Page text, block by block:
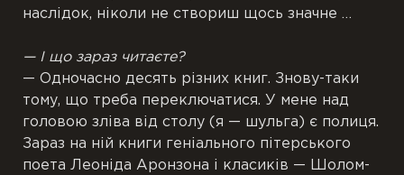
наслідок, ніколи не створиш щось значне …
— І що зараз читаєте?
— Одночасно десять різних книг. Знову-таки
тому, що треба переключатися. У мене над
головою зліва від столу (я — шульга) є полиця.
Зараз на ній книги геніального пітерського
поета Леоніда Аронзона і класиків — Шолом-